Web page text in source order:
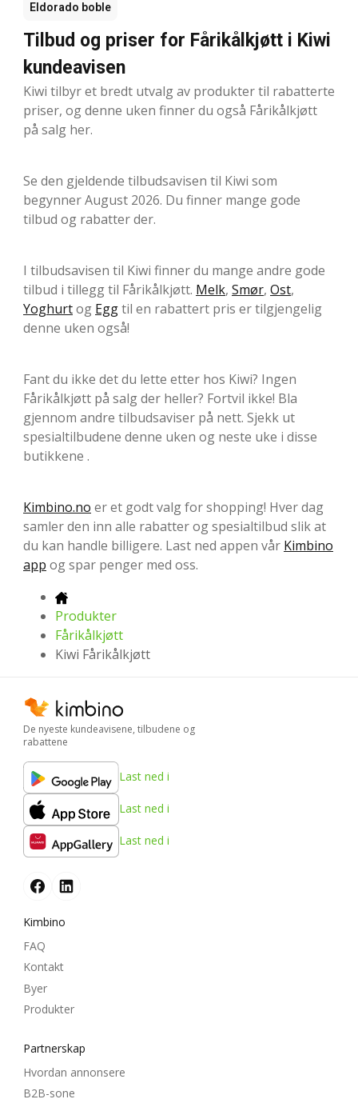
Eldorado boble
Tilbud og priser for Fårikålkjøtt i Kiwi
kundeavisen
Kiwi tilbyr et bredt utvalg av produkter til rabatterte
priser, og denne uken finner du også Fårikålkjøtt
på salg her.
Se den gjeldende tilbudsavisen til Kiwi som
begynner August 2026. Du finner mange gode
tilbud og rabatter der.
I tilbudsavisen til Kiwi finner du mange andre gode
tilbud i tillegg til Fårikålkjøtt. Melk, Smør, Ost,
Yoghurtog Eggtil en rabattert pris er tilgjengelig
denne uken også!
Fant du ikke det du lette etter hos Kiwi? Ingen
Fårikålkjøtt på salg der heller? Fortvil ikke! Bla
gjennom andre tilbudsaviser på nett. Sjekk ut
spesialtilbudene denne uken og neste uke i disse
butikkene .
Kimbino.no er et godt valg for shopping! Hver dag
samler den inn alle rabatter og spesialtilbud slik at
du kan handle billigere. Last ned appen vår Kimbino
app og spar penger med oss.
Produkter
Fårikålkjøtt
Kiwi Fårikålkjøtt
De nyeste kundeavisene, tilbudene og
rabattene
Last ned i
Last ned i
Last ned i
Kimbino
FAQ
Kontakt
Byer
Produkter
Partnerskap
Hvordan annonsere
B2B-sone